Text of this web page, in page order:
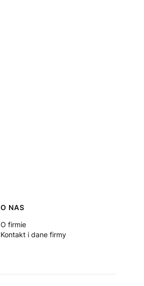
O NAS
O firmie
Kontakt i dane firmy